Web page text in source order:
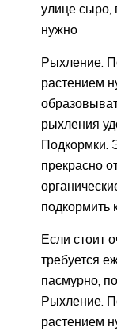
улице сыро,
нужно
Рыхление.
растением
рыхления
Подкормки.
прекрасно
подкормить
Если стоит
требуется
пасмурно,
Рыхление.
растением